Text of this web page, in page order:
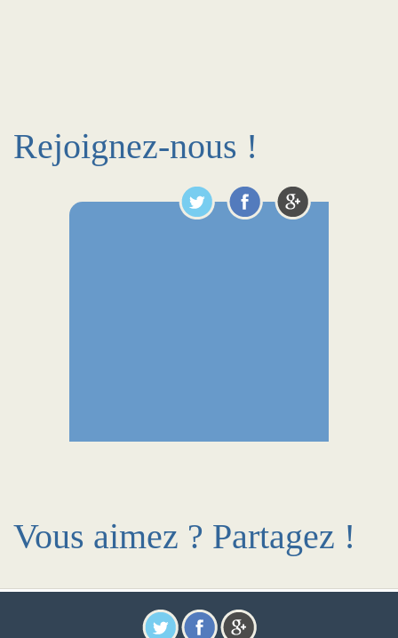
Rejoignez-nous !
Vous aimez ? Partagez !